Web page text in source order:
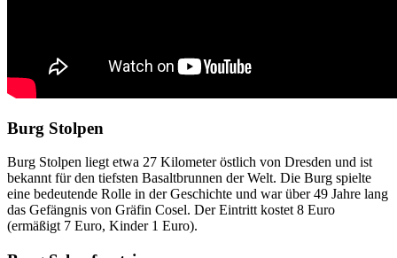
Burg Stolpen
Burg Stolpen liegt etwa 27 Kilometer östlich von Dresden und ist
bekannt für den tiefsten Basaltbrunnen der Welt. Die Burg spielte
eine bedeutende Rolle in der Geschichte und war über 49 Jahre lang
das Gefängnis von Gräfin Cosel. Der Eintritt kostet 8 Euro
(ermäßigt 7 Euro, Kinder 1 Euro).